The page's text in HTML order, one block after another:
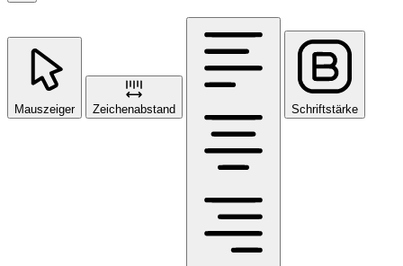
Mauszeiger Zeichenabstand Schriftstärke